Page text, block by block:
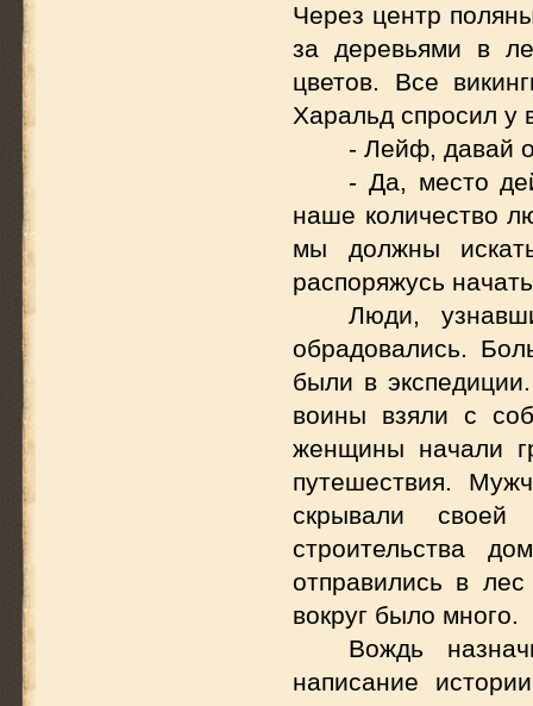
Через центр
за деревьями в
цветов. Все
Харальд спросил у
- Лейф, давай
- Да, место
наше количество
мы должны
распоряжусь
Люди,
обрадовались.
были в
воины взяли с
женщины начали
путешествия.
скрывали
строительства
отправились в
вокруг было много.
Вождь
написание